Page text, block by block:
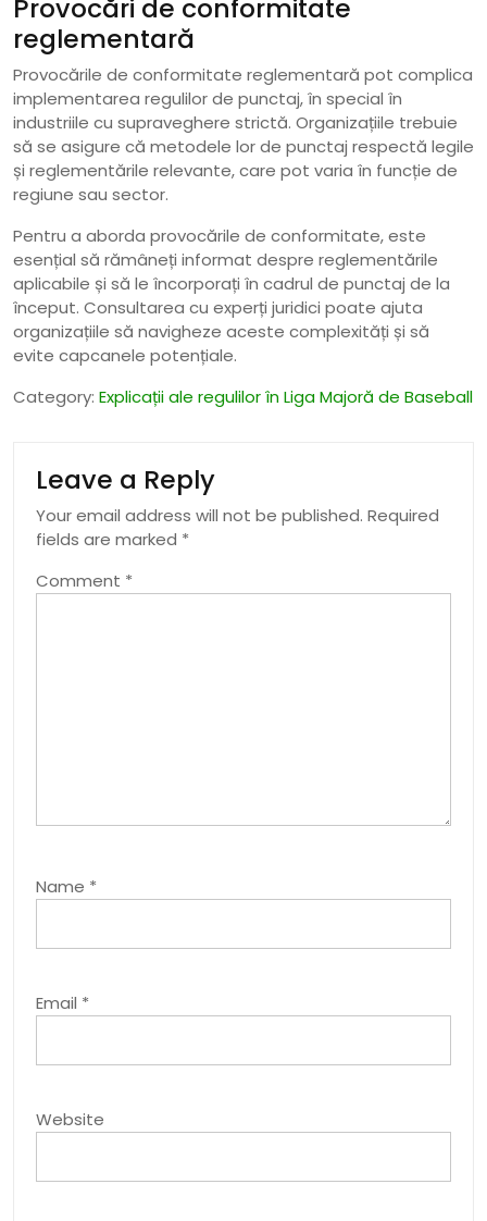
Provocări de conformitate
reglementară
Provocările de conformitate reglementară pot complica
implementarea regulilor de punctaj, în special în
industriile cu supraveghere strictă. Organizațiile trebuie
să se asigure că metodele lor de punctaj respectă legile
și reglementările relevante, care pot varia în funcție de
regiune sau sector.
Pentru a aborda provocările de conformitate, este
esențial să rămâneți informat despre reglementările
aplicabile și să le încorporați în cadrul de punctaj de la
început. Consultarea cu experți juridici poate ajuta
organizațiile să navigheze aceste complexități și să
evite capcanele potențiale.
Category: Explicații ale regulilor în Liga Majoră de Baseball
Leave a Reply
Your email address will not be published. Required
fields are marked *
Comment *
Name *
Email *
Website